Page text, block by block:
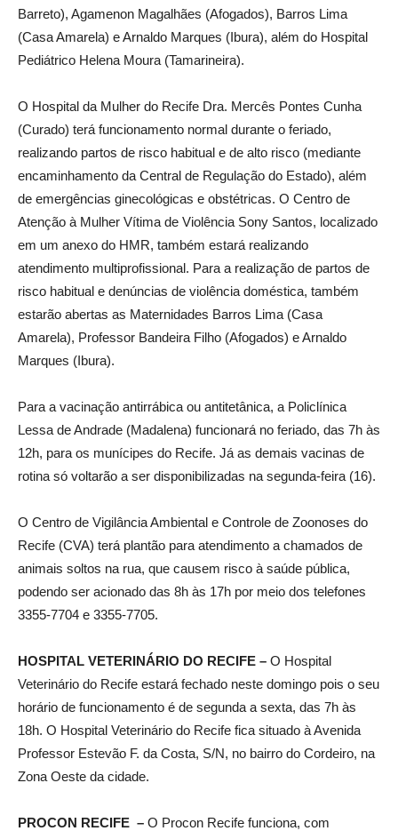
Barreto), Agamenon Magalhães (Afogados), Barros Lima
(Casa Amarela) e Arnaldo Marques (Ibura), além do Hospital
Pediátrico Helena Moura (Tamarineira).
O Hospital da Mulher do Recife Dra. Mercês Pontes Cunha
(Curado) terá funcionamento normal durante o feriado,
realizando partos de risco habitual e de alto risco (mediante
encaminhamento da Central de Regulação do Estado), além
de emergências ginecológicas e obstétricas. O Centro de
Atenção à Mulher Vítima de Violência Sony Santos, localizado
em um anexo do HMR, também estará realizando
atendimento multiprofissional. Para a realização de partos de
risco habitual e denúncias de violência doméstica, também
estarão abertas as Maternidades Barros Lima (Casa
Amarela), Professor Bandeira Filho (Afogados) e Arnaldo
Marques (Ibura).
Para a vacinação antirrábica ou antitetânica, a Policlínica
Lessa de Andrade (Madalena) funcionará no feriado, das 7h às
12h, para os munícipes do Recife. Já as demais vacinas de
rotina só voltarão a ser disponibilizadas na segunda-feira (16).
O Centro de Vigilância Ambiental e Controle de Zoonoses do
Recife (CVA) terá plantão para atendimento a chamados de
animais soltos na rua, que causem risco à saúde pública,
podendo ser acionado das 8h às 17h por meio dos telefones
3355-7704 e 3355-7705.
HOSPITAL VETERINÁRIO DO RECIFE – O Hospital
Veterinário do Recife estará fechado neste domingo pois o seu
horário de funcionamento é de segunda a sexta, das 7h às
18h. O Hospital Veterinário do Recife fica situado à Avenida
Professor Estevão F. da Costa, S/N, no bairro do Cordeiro, na
Zona Oeste da cidade.
PROCON RECIFE – O Procon Recife funciona, com